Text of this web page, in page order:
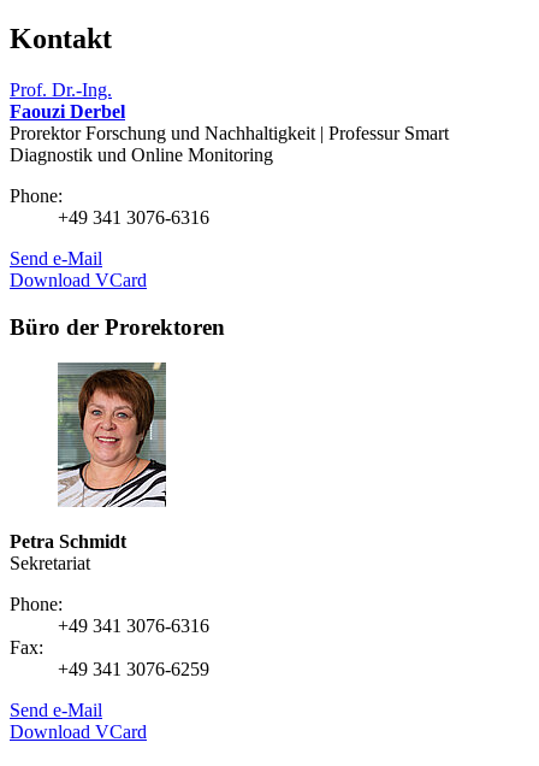
Kontakt
Prof. Dr.-Ing.
Faouzi Derbel
Prorektor Forschung und Nachhaltigkeit | Professur Smart
Diagnostik und Online Monitoring
Phone:
+49 341 3076-6316
Send e-Mail
Download VCard
Büro der Prorektoren
Petra Schmidt
Sekretariat
Phone:
+49 341 3076-6316
Fax:
+49 341 3076-6259
Send e-Mail
Download VCard